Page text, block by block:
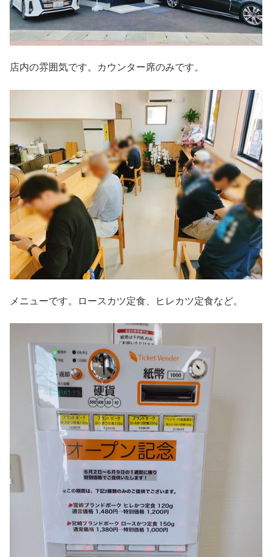
店内の雰囲気です。カウンター席のみです。
メニューです。ロースカツ定食、ヒレカツ定食など。